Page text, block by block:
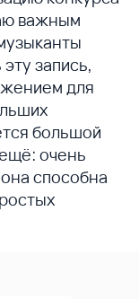
важным
запись,
для
большой
очень
способна